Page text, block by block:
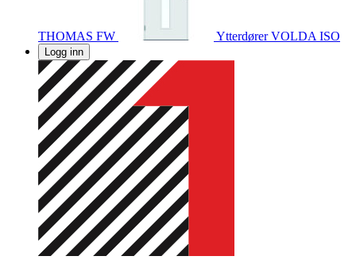
THOMAS FW YtterdørerVOLDA ISO
Logg inn